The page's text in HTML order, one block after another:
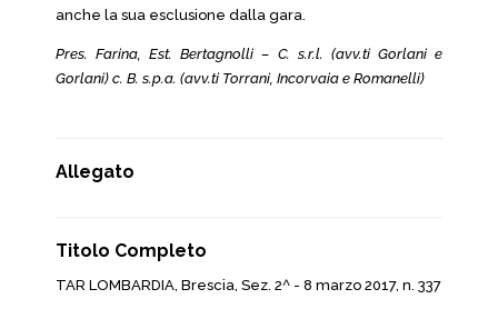
anche la sua esclusione dalla gara.
Pres. Farina, Est. Bertagnolli – C. s.r.l. (avv.ti Gorlani e
Gorlani) c. B. s.p.a. (avv.ti Torrani, Incorvaia e Romanelli)
Allegato
Titolo Completo
TAR LOMBARDIA, Brescia, Sez. 2^ - 8 marzo 2017, n. 337